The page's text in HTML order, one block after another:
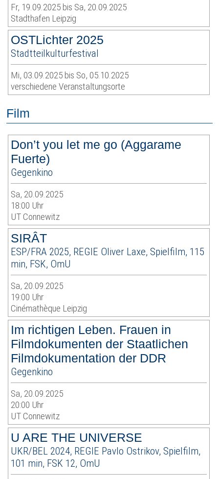
Fr, 19.09.2025 bis Sa, 20.09.2025
Stadthafen Leipzig
OSTLichter 2025
Stadtteilkulturfestival
Mi, 03.09.2025 bis So, 05.10.2025
verschiedene Veranstaltungsorte
Film
Don’t you let me go (Aggarame
Fuerte)
Gegenkino
Sa, 20.09.2025
18:00 Uhr
UT Connewitz
SIRÂT
ESP/FRA 2025, REGIE Oliver Laxe, Spielfilm, 115
min, FSK, OmU
Sa, 20.09.2025
19:00 Uhr
Cinémathèque Leipzig
Im richtigen Leben. Frauen in
Filmdokumenten der Staatlichen
Filmdokumentation der DDR
Gegenkino
Sa, 20.09.2025
20:00 Uhr
UT Connewitz
U ARE THE UNIVERSE
UKR/BEL 2024, REGIE Pavlo Ostrikov, Spielfilm,
101 min, FSK 12, OmU